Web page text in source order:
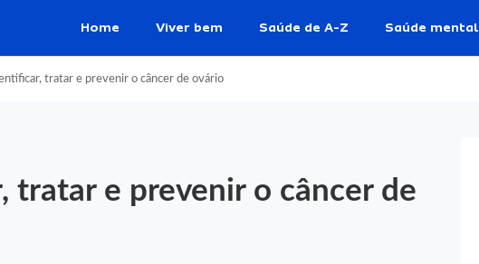
Home Viver bem Saúde de A-Z Saúde mental
tratar e prevenir o câncer de ovário
tratar e prevenir o câncer de